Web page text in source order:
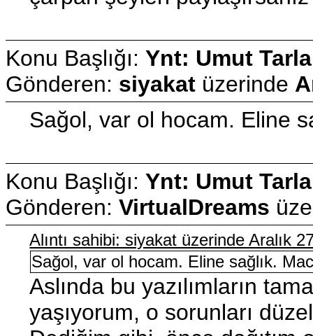
Konu Başlığı: Ynt: Umut
Gönderen: siyakat üzerinde
Sağol, var ol hocam. Eline
Konu Başlığı: Ynt: Umut
Gönderen: VirtualDreams
Alıntı sahibi: siyakat üzerinde Aralık
Sağol, var ol hocam. Eline sağlık.
Aslında bu yazılımların
yaşıyorum, o sorunları